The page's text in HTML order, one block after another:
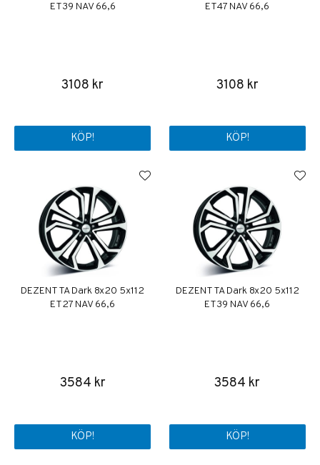
ET39 NAV 66,6
3108 kr
KÖP!
ET47 NAV 66,6
3108 kr
KÖP!
DEZENT TA Dark 8x20 5x112
ET27 NAV 66,6
3584 kr
KÖP!
DEZENT TA Dark 8x20 5x112
ET39 NAV 66,6
3584 kr
KÖP!